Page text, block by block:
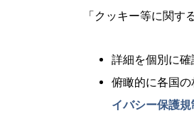
「クッキー等に関
詳細を個別に確
俯瞰的に各国
イバシー保護